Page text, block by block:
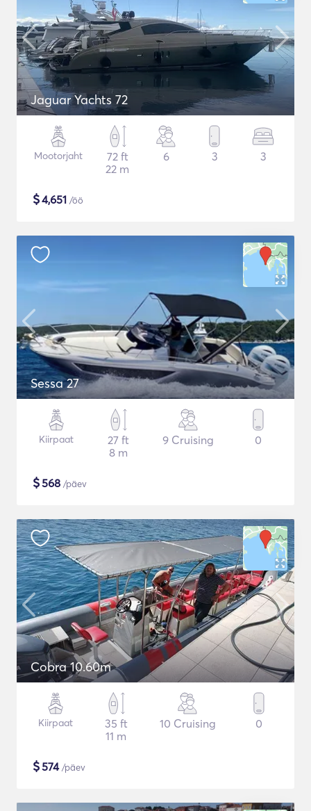
Jaguar Yachts 72
Mootorjaht
72 ft
22 m
6 3 3
$4,651 /öö
Sessa 27
Kiirpaat
27 ft
8 m
9 Cruising 0
$568 /päev
Cobra 10.60m
Kiirpaat
35 ft
11 m
10 Cruising 0
$574/päev